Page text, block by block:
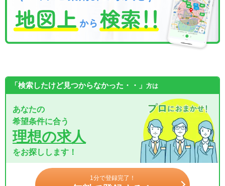
「検索したけど見つからなかった・・」 方は
あなたの
希望条件に合う
理想の求人
をお探しします！
1分で登録完了！